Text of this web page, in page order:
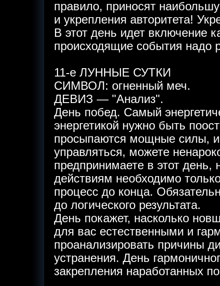
правило, приносят
и укрепления авторитета!
В этот день идет включение
происходящие события надо
11-е ЛУННЫЕ СУТКИ
СИМВОЛ: огненный меч.
ДЕВИЗ — "Анализ".
День побед. Самый
энергетикой нужно быть
просыпаются мощные силы,
управляться, можете
предпринимаете в этот день,
действиям необходимо
процесс до конца.
до логического результата.
День покажет, насколько
для вас естественными и
проанализировать причины
устранения. День
закрепления наработанных